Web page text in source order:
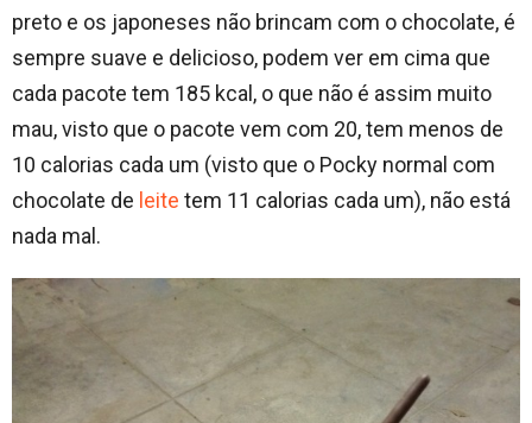
preto e os japoneses não brincam com o chocolate, é
sempre suave e delicioso, podem ver em cima que
cada pacote tem 185 kcal, o que não é assim muito
mau, visto que o pacote vem com 20, tem menos de
10 calorias cada um (visto que o Pocky normal com
chocolate de leite tem 11 calorias cada um), não está
nada mal.